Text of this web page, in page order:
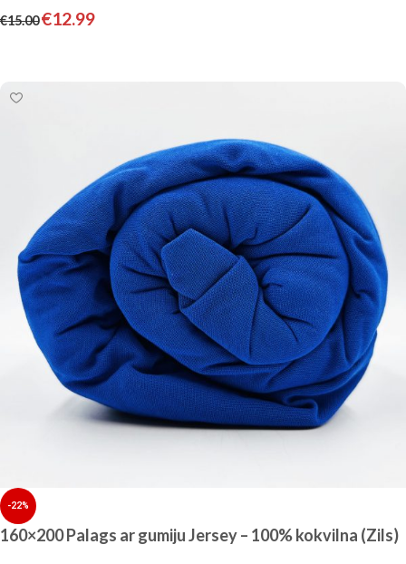
€15.00€12.99
-22%
160×200 Palags ar gumiju Jersey – 100% kokvilna (Zils)